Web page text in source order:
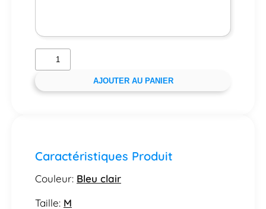
AJOUTER AU PANIER
Caractéristiques Produit
Couleur: Bleu clair
Taille: M